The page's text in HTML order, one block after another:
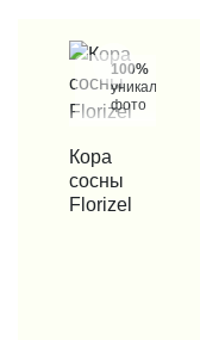
100%
уникальные
фото
КУПИТЬ В 1 КЛИК
Кора
сосны
Florizel